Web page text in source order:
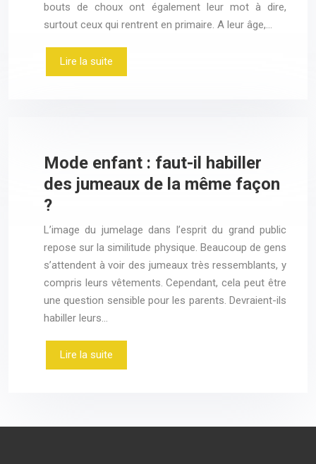
bouts de choux ont également leur mot à dire,
surtout ceux qui rentrent en primaire. A leur âge,…
Lire la suite
Mode enfant : faut-il habiller
des jumeaux de la même façon
?
L’image du jumelage dans l’esprit du grand public
repose sur la similitude physique. Beaucoup de gens
s’attendent à voir des jumeaux très ressemblants, y
compris leurs vêtements. Cependant, cela peut être
une question sensible pour les parents. Devraient-ils
habiller leurs…
Lire la suite